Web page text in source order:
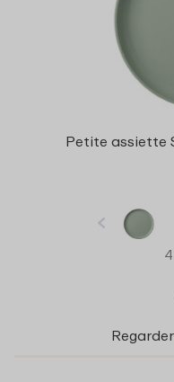
Petite assiette
Regarder